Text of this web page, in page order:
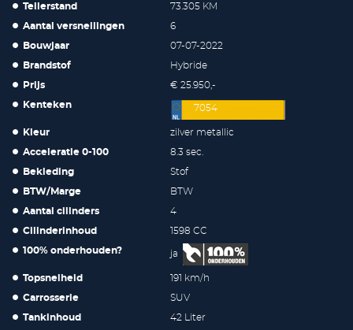
Tellerstand 73.305 KM
Aantal versnellingen 6
Bouwjaar 07-07-2022
Brandstof Hybride
Prijs € 25.950,-
Kenteken 7054
Kleur zilver metallic
Acceleratie 0-100 8.3 sec.
Bekleding Stof
BTW/Marge BTW
Aantal cilinders 4
Cilinderinhoud 1598 CC
100% onderhouden? ja
Topsnelheid 191 km/h
Carrosserie SUV
Tankinhoud 42 Liter